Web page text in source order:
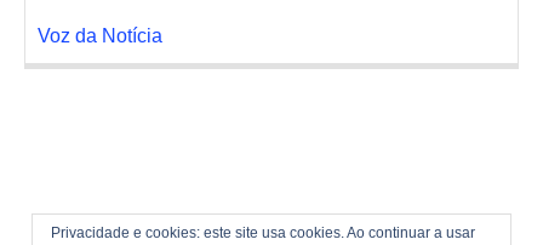
Privacidade e cookies: este site usa cookies. Ao continuar a usar
Voz da Notícia